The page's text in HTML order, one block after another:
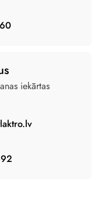
iekārtas